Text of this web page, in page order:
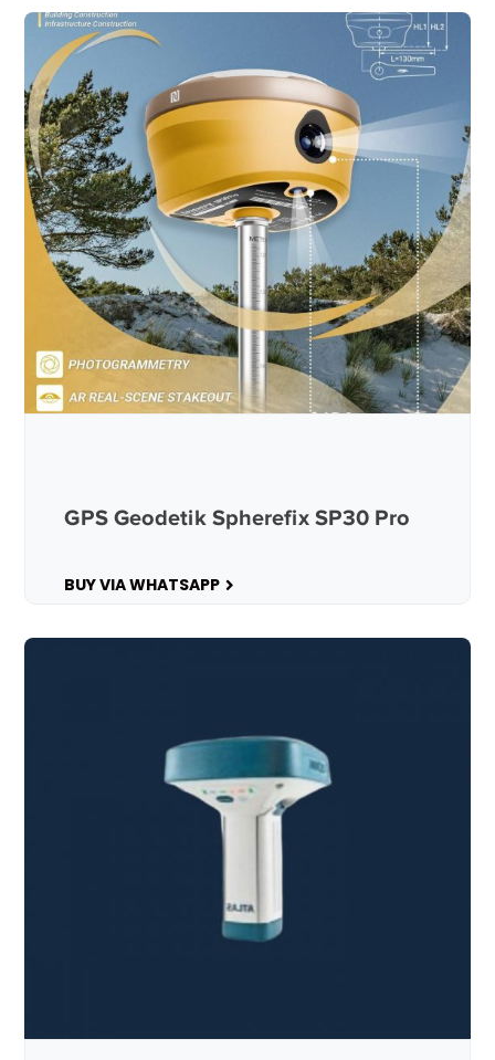
GPS Geodetik Spherefix SP30 Pro
BUY VIA WHATSAPP